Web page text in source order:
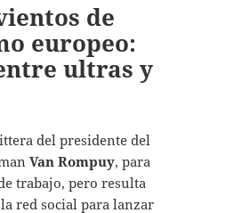
de
europeo:
ultras y
del presidente del
Van Rompuy, para
trabajo, pero resulta
red social para lanzar